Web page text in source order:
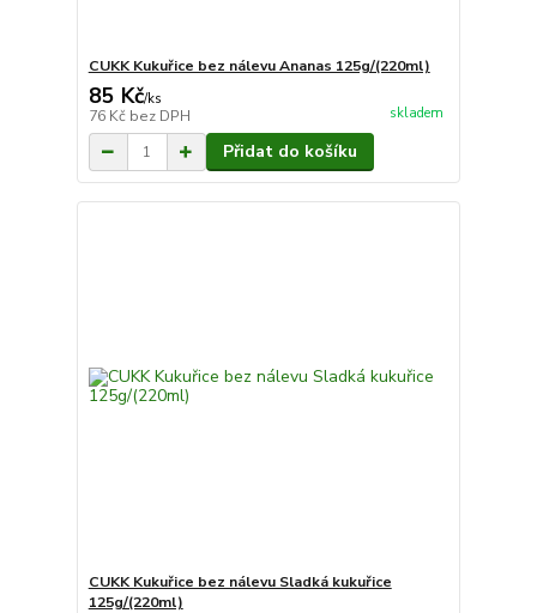
CUKK Kukuřice bez nálevu Ananas 125g/(220ml)
85 Kč/ks
76 Kč bez DPH skladem
Přidat do košíku
CUKK Kukuřice bez nálevu Sladká kukuřice
125g/(220ml)